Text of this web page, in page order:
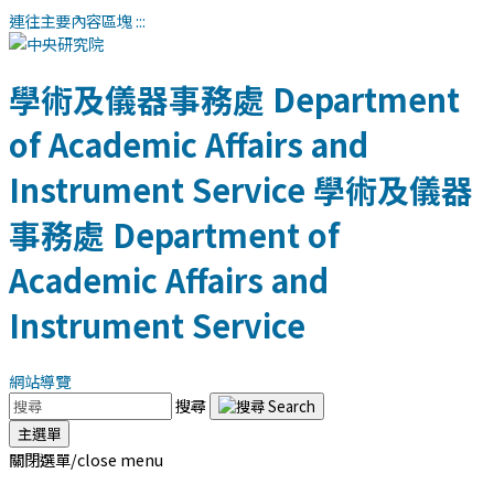
連往主要內容區塊:::
學術及儀器事務處 Department
of Academic Affairs and
Instrument Service 學術及儀器
事務處 Department of
Academic Affairs and
Instrument Service
網站導覽
搜尋
主選單
關閉選單/close menu